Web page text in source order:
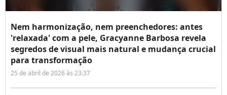
Nem harmonização, nem preenchedores: antes
'relaxada' com a pele, Gracyanne Barbosa revela
segredos de visual mais natural e mudança crucial
para transformação
25 de abril de 2026 às 23:37